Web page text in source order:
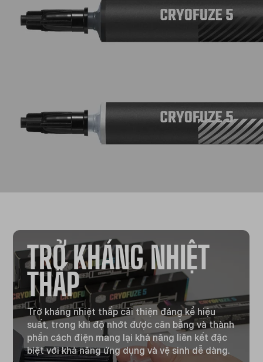
TRỞ KHÁNG NHIỆT
THẤP
Trở kháng nhiệt thấp cải thiện đáng kể hiệu
suất, trong khi độ nhớt được cân bằng và thành
phần cách điện mang lại khả năng liên kết đặc
biệt với khả năng ứng dụng và vệ sinh dễ dàng.